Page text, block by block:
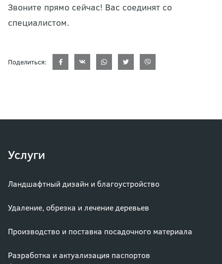
Звоните прямо сейчас! Вас соединят со
специалистом.
Поделиться:
Услуги
Ландшафтный дизайн и благоустройство
Удаление, обрезка и лечение деревьев
Производство и поставка посадочного материала
Разработка и актуализация паспортов